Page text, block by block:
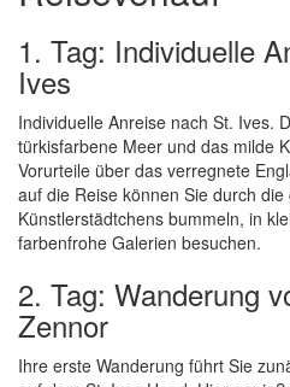
1. Tag: Individuelle
Ives
Individuelle Anreise nach St. Ives.
türkisfarbene Meer und das milde
Vorurteile über das verregnete
auf die Reise können Sie durch
Künstlerstädtchens bummeln, in
farbenfrohe Galerien besuchen.
2. Tag: Wanderung
Zennor
Ihre erste Wanderung führt Sie